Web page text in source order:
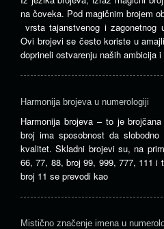
na čoveka. Pod magičnim brojem
vrsta tajanstvenog i zagonetnog
Ovi brojevi se često koriste u
doprineli ostvarenju naših ambicija i
Harmonija brojeva u numerologiji
Harmonija brojeva – to je
broj ima sposobnost da
kvalitet. Skladni brojevi su, na
66, 77, 88, broj 99, 999, 777, 111 i
broj 11 se prevodi kao
Mistično značenje imena u